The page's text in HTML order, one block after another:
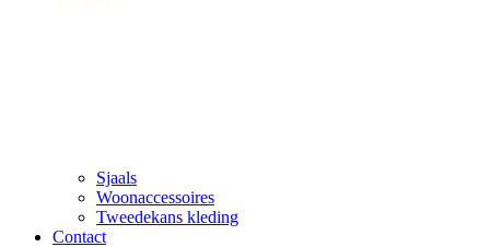
Sjaals
Woonaccessoires
Tweedekans kleding
Contact